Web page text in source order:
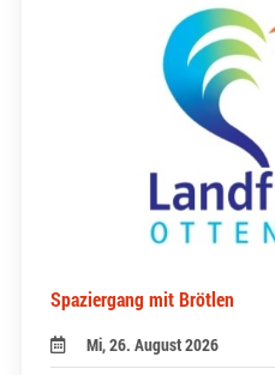
Spaziergang mit Brötlen
Mi, 26. August 2026